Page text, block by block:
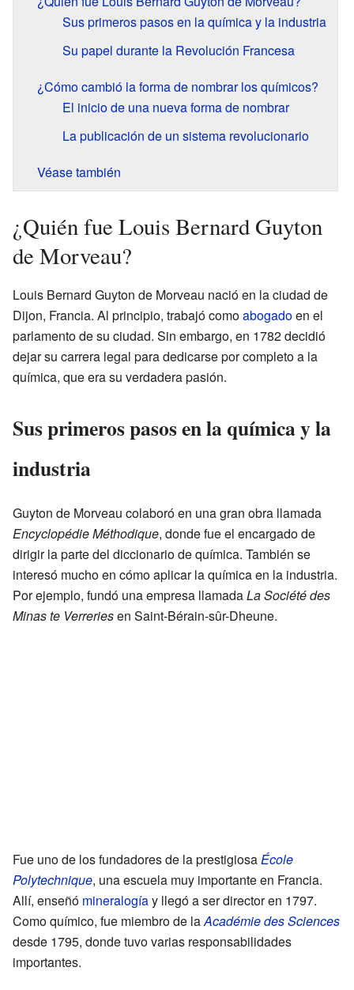
Sus primeros pasos en la química y la industria
Su papel durante la Revolución Francesa
¿Cómo cambió la forma de nombrar los químicos?
El inicio de una nueva forma de nombrar
La publicación de un sistema revolucionario
Véase también
¿Quién fue Louis Bernard Guyton
de Morveau?
Louis Bernard Guyton de Morveau nació en la ciudad de
Dijon, Francia. Al principio, trabajó comoabogadoen el
parlamento de su ciudad. Sin embargo, en 1782 decidió
dejar su carrera legal para dedicarse por completo a la
química, que era su verdadera pasión.
Sus primeros pasos en la química y la
industria
Guyton de Morveau colaboró en una gran obra llamada
Encyclopédie Méthodique, donde fue el encargado de
dirigir la parte del diccionario de química. También se
interesó mucho en cómo aplicar la química en la industria.
Por ejemplo, fundó una empresa llamadaLa Société des
Minas te Verreriesen Saint-Bérain-sûr-Dheune.
Fue uno de los fundadores de la prestigiosaÉcole
Polytechnique, una escuela muy importante en Francia.
Allí, enseñó mineralogíay llegó a ser director en 1797.
Como químico, fue miembro de laAcadémie des Sciences
desde 1795, donde tuvo varias responsabilidades
importantes.